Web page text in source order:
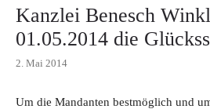
Kanzlei Benesch
01.05.2014 die
2. Mai 2014
Um die Mandanten bestmöglich und